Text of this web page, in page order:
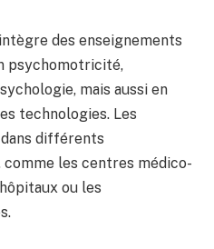
des enseignements
psychomotricité,
mais aussi en
technologies. Les
différents
les centres médico-
ou les